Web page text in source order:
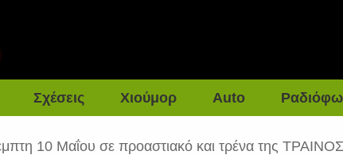
Σχέσεις Χιούμορ Auto
10 Μαΐου σε προαστιακό και τρένα της